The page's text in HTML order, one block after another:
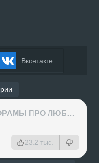
Вконтакте
Идеальные корейские ДОРАМЫ ПРО ЛЮБОВЬ на вечер
23.2 тыс.